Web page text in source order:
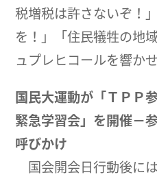
税増税は許さないぞ！
を！」「住民犠牲の地
ュプレヒコールを響か
国民大運動が「ＴＰＰ
緊急学習会」を開催－
呼びかけ
国会開会日行動後に